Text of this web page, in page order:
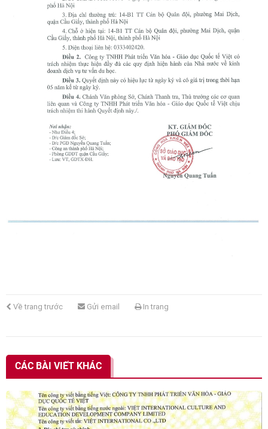
Về trang trước Gửi email In trang
CÁC BÀI VIẾT KHÁC